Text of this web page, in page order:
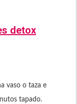
detox
vaso o taza e
tapado.